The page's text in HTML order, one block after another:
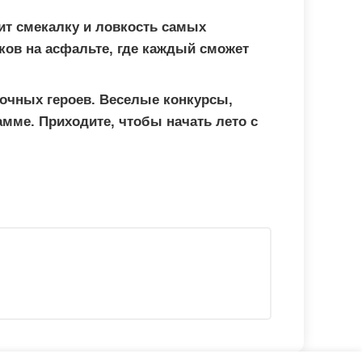
смекалку и ловкость самых
на асфальте, где каждый сможет
героев. Веселые конкурсы,
Приходите, чтобы начать лето с